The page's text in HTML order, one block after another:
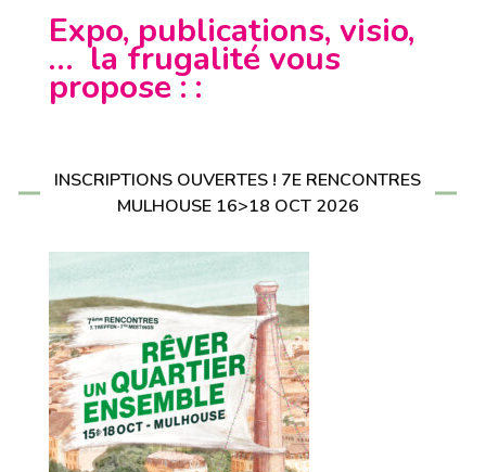
Expo, publications, visio,
… la frugalité vous
propose : :
INSCRIPTIONS OUVERTES ! 7E RENCONTRES
MULHOUSE 16>18 OCT 2026